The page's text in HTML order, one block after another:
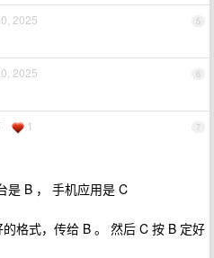
5
2025
6
2025
7
1
是 B ， 手机应用是 C
格式，传给 B 。 然后 C 按 B 定好